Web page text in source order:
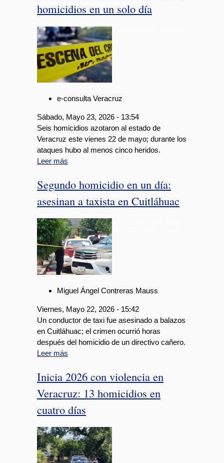
homicidios en un solo día
e-consulta Veracruz
Sábado, Mayo 23, 2026 - 13:54
Seis homicidios azotaron al estado de
Veracruz este vienes 22 de mayo; durante los
ataques hubo al menos cinco heridos.
Leer más
Segundo homicidio en un día:
asesinan a taxista en Cuitláhuac
Miguel Ángel Contreras Mauss
Viernes, Mayo 22, 2026 - 15:42
Un conductor de taxi fue asesinado a balazos
en Cuitláhuac; el crimen ocurrió horas
después del homicidio de un directivo cañero.
Leer más
Inicia 2026 con violencia en
Veracruz: 13 homicidios en
cuatro días